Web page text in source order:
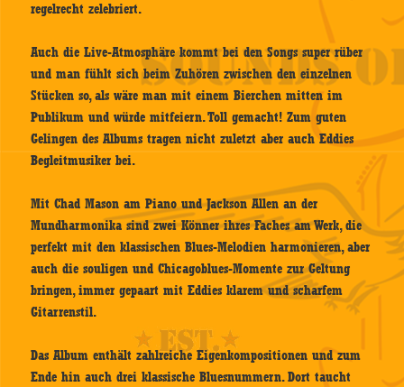
regelrecht zelebriert.
Auch die Live-Atmosphäre kommt bei den Songs super rüber
und man fühlt sich beim Zuhören zwischen den einzelnen
Stücken so, als wäre man mit einem Bierchen mitten im
Publikum und würde mitfeiern. Toll gemacht! Zum guten
Gelingen des Albums tragen nicht zuletzt aber auch Eddies
Begleitmusiker bei.
Mit Chad Mason am Piano und Jackson Allen an der
Mundharmonika sind zwei Könner ihres Faches am Werk, die
perfekt mit den klassischen Blues-Melodien harmonieren, aber
auch die souligen und Chicagoblues-Momente zur Geltung
bringen, immer gepaart mit Eddies klarem und scharfem
Gitarrenstil.
Das Album enthält zahlreiche Eigenkompositionen und zum
Ende hin auch drei klassische Bluesnummern. Dort taucht